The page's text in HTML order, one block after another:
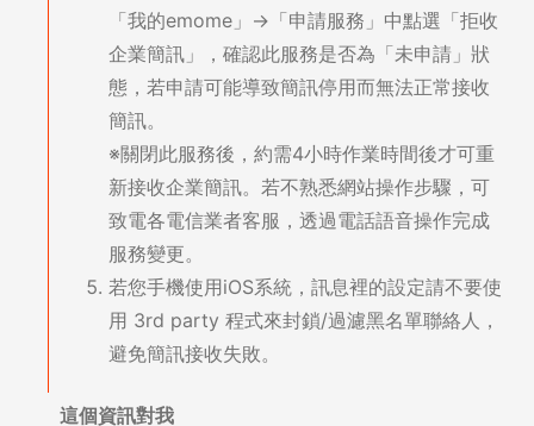
「我的emome」→「申請服務」中點選「拒收
企業簡訊」，確認此服務是否為「未申請」狀
態，若申請可能導致簡訊停用而無法正常接收
簡訊。
※關閉此服務後，約需4小時作業時間後才可重
新接收企業簡訊。若不熟悉網站操作步驟，可
致電各電信業者客服，透過電話語音操作完成
服務變更。
若您手機使用iOS系統，訊息裡的設定請不要使
用 3rd party 程式來封鎖/過濾黑名單聯絡人，
避免簡訊接收失敗。
這個資訊對我